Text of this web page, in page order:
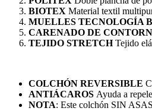
BIOTEX Material textil
MUELLES TECNOLOGÍA
CARENADO DE
TEJIDO STRETCHTejido
COLCHÓN REVERSIBLE
ANTIÁCAROS Ayuda a
NOTA: Este colchón SIN